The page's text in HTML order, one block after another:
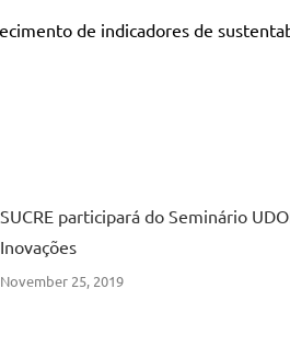
de indicadores de
SUCRE participará do Seminário
Inovações
November 25, 2019